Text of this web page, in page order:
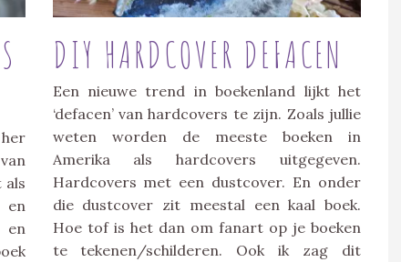
als
en
en
DIY HARDCOVER DEFACEN
Een nieuwe trend in boekenland lijkt het
‘defacen’ van hardcovers te zijn. Zoals jullie
weten worden de meeste boeken in
Amerika als hardcovers uitgegeven.
Hardcovers met een dustcover. En onder
die dustcover zit meestal een kaal boek.
Hoe tof is het dan om fanart op je boeken
te tekenen/schilderen. Ook ik zag dit